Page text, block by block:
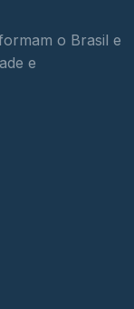
o Brasil e
e